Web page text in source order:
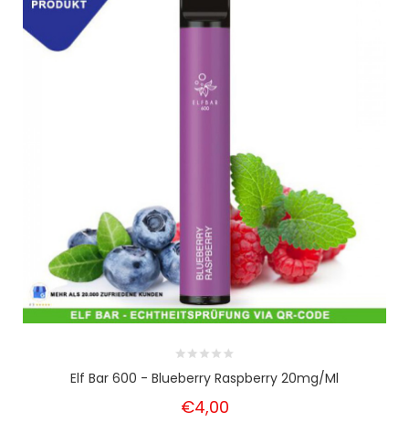
Elf Bar 600 - Blueberry Raspberry 20mg/ml
€4,00